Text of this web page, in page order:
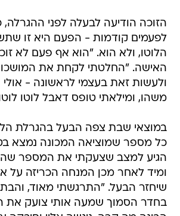
הזוכה הודיעה לבעלה לפני ההגרלה,
לפעמים קודמות - הפעם היא זו
הלוטו, ולא הוא. "הוא אף פעם לא
האישה. "החלטתי לקחת את המושכות
ולעשות זאת בעצמי לראשונה - אולי
משהו, ומילאתי טופס דאבל לוטו
במוצאי שבת צפה הבעל בהגרלת
כל מספר שמוציאה המכונה נמצא
הגיע למצב שצעקתי את המספר
ומיד לאחר מכן המנחה הכריזה על
שיחזר הבעל. "התרגשתי מאוד,
בחדר הסמוך שמעה אותי צועק את